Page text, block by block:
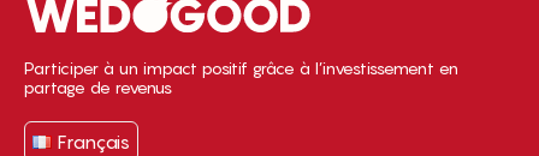
Participer à un impact positif grâce à l’investissement en
partage de revenus
Français